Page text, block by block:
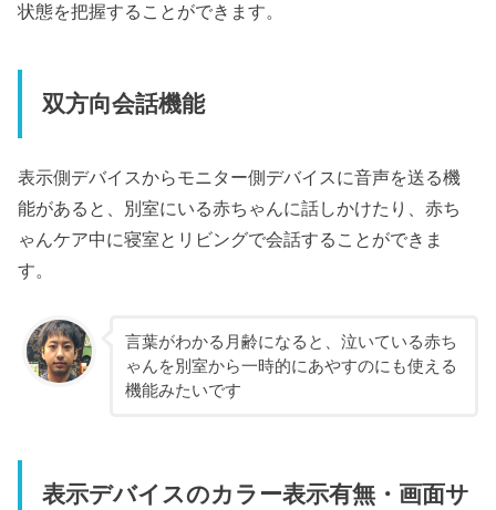
状態を把握することができます。
双方向会話機能
表示側デバイスからモニター側デバイスに音声を送る機
能があると、別室にいる赤ちゃんに話しかけたり、赤ち
ゃんケア中に寝室とリビングで会話することができま
す。
言葉がわかる月齢になると、泣いている赤ち
ゃんを別室から一時的にあやすのにも使える
機能みたいです
表示デバイスのカラー表示有無・画面サ